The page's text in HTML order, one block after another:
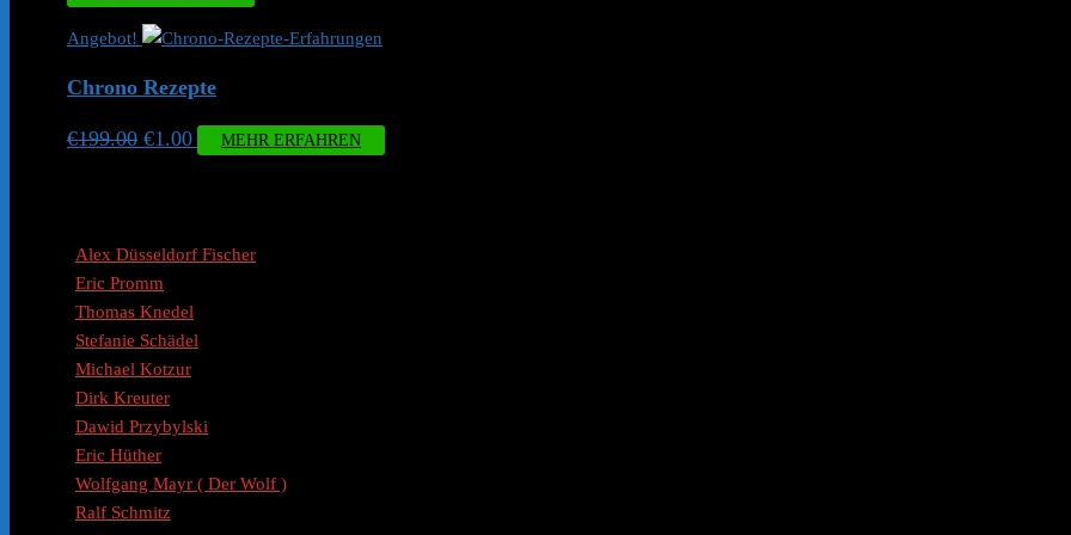
Angebot!
Chrono Rezepte
€199.00 Ursprünglicher
€1.00Aktueller
MEHR ERFAHREN
Alex Düsseldorf Fischer
Eric Promm
Thomas Knedel
Stefanie Schädel
Michael Kotzur
Dirk Kreuter
Dawid Przybylski
Eric Hüther
Wolfgang Mayr ( Der Wolf )
Ralf Schmitz